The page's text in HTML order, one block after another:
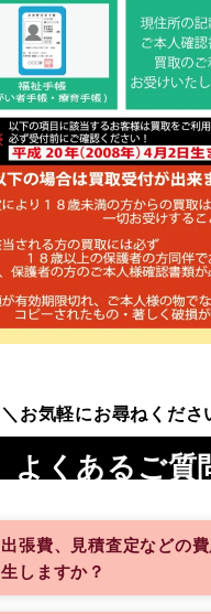
＼お気軽にお尋ねくださ
よくあるご質
出張費、見積査定などの
生しますか？